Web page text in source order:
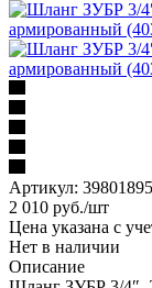
Артикул: 39801895
2 010 руб./шт
Цена указана с
Нет в наличии
Описание